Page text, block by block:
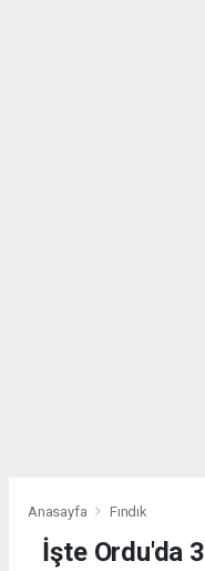
Anasayfa Fındık
İşte Ordu'da